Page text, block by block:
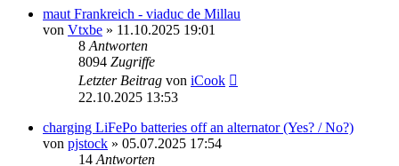
maut Frankreich - viaduc de Millau
von Vtxbe » 11.10.2025 19:01
8 Antworten
8094 Zugriffe
Letzter Beitrag von iCook
22.10.2025 13:53
charging LiFePo batteries off an alternator (Yes? / No?)
von pjstock » 05.07.2025 17:54
14 Antworten